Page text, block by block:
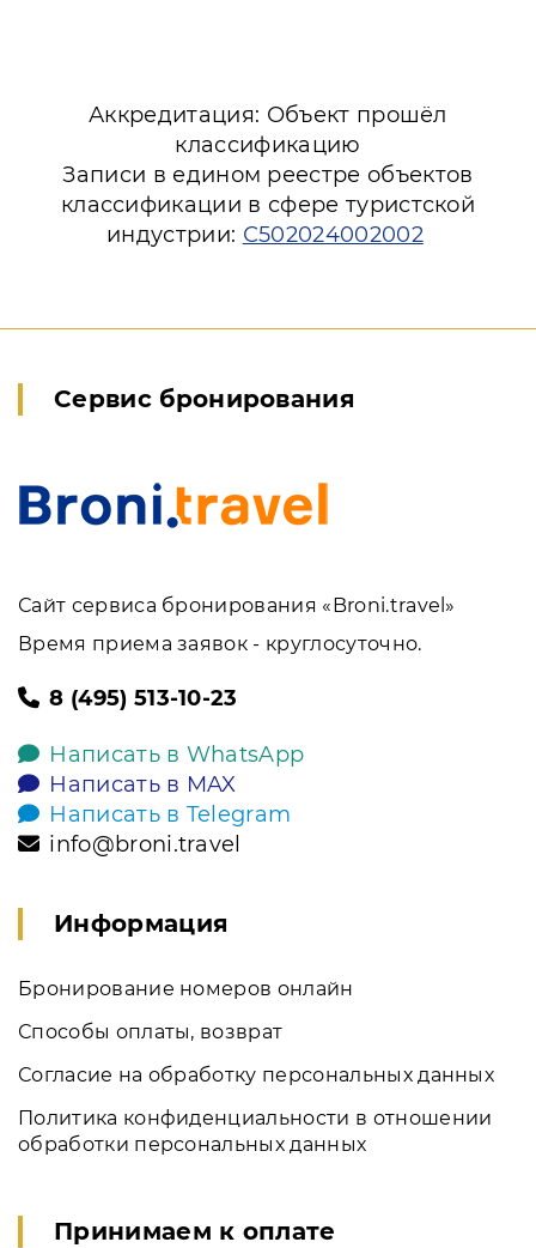
Аккредитация: Объект прошёл
классификацию
Записи в едином реестре объектов
классификации в сфере туристской
индустрии: С502024002002
Сервис бронирования
Сайт сервиса бронирования «Broni.travel»
Время приема заявок - круглосуточно.
8 (495) 513-10-23
Написать в WhatsApp
Написать в MAX
Написать в Telegram
info@broni.travel
Информация
Бронирование номеров онлайн
Способы оплаты, возврат
Согласие на обработку персональных данных
Политика конфиденциальности в отношении
обработки персональных данных
Принимаем к оплате